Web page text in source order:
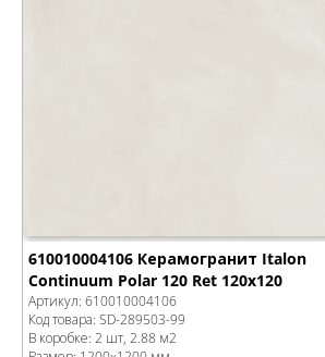
610010004106 Керамогранит Italon
Continuum Polar 120 Ret 120x120
Артикул: 610010004106
Код товара: SD-289503-99
В коробке: 2 шт, 2.88 м2